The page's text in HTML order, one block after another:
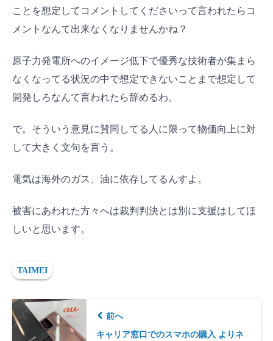
ことを想定してコメントしてくださいって言われたらコ
メントなんて出来なくなりませんかね？
原子力発電所へのイメージ低下で優秀な技術者が集まら
なくなってる状況の中で想定できないことまで想定して
開発しろなんて言われたら辞めるわ。
で。そういう意見に賛同してる人に限って物価向上に対
して大きく文句を言う。
電気は海外のガス、油に依存してるんすよ。
被害にあわれた方々へは裁判判決とは別に支援はしてほ
しいと思います。
TAIMEI
前へ
キャリア窓口でのスマホの購入 よりネ